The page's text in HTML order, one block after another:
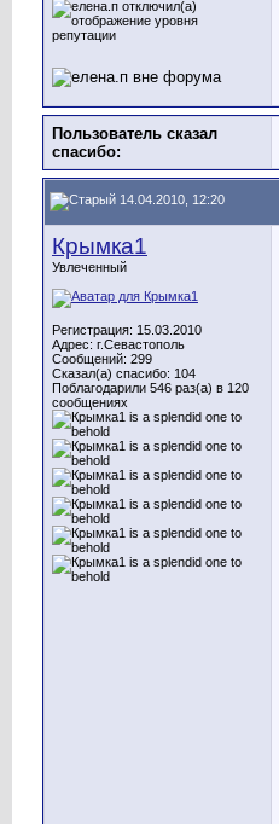
Пользователь сказал
cпасибо:
14.04.2010, 12:20
Крымка1
Увлеченный
Регистрация: 15.03.2010
Адрес: г.Севастополь
Сообщений: 299
Сказал(а) спасибо: 104
Поблагодарили 546 раз(а) в 120
сообщениях